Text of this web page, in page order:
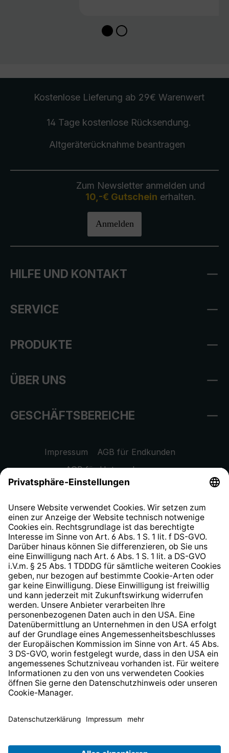
Kostenlose Lieferung ab 29€ Warenwert
14 Tage kostenlose Rücksendung.
Altgeräterücknahmebeantragen
Zum Newsletter anmelden und
10,-€ Gutschein erhalten.
Anmelden
HILFE UND KONTAKT
SERVICE
PRODUKTE
ÜBER UNS
GESCHÄFTSBEREICHE
Impressum
AGB für Endkunden
AGB für Unternehmen
Datenschutzhinweis
Widerrufsrecht
Hinweisgeberschutzsystem
Barrierefreiheit
* Alle Preise inkl. gesetzl. Mehrwertsteuer zzgl.
anders angegeben.